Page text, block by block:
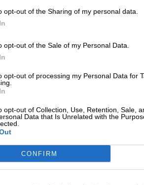
opt-out of the Sharing of my personal data.
opt-out of the Sale of my Personal Data.
opt-out of processing my Personal Data for
opt-out of Collection, Use, Retention, Sale,
Data that Is Unrelated with the
CONFIRM
ροή